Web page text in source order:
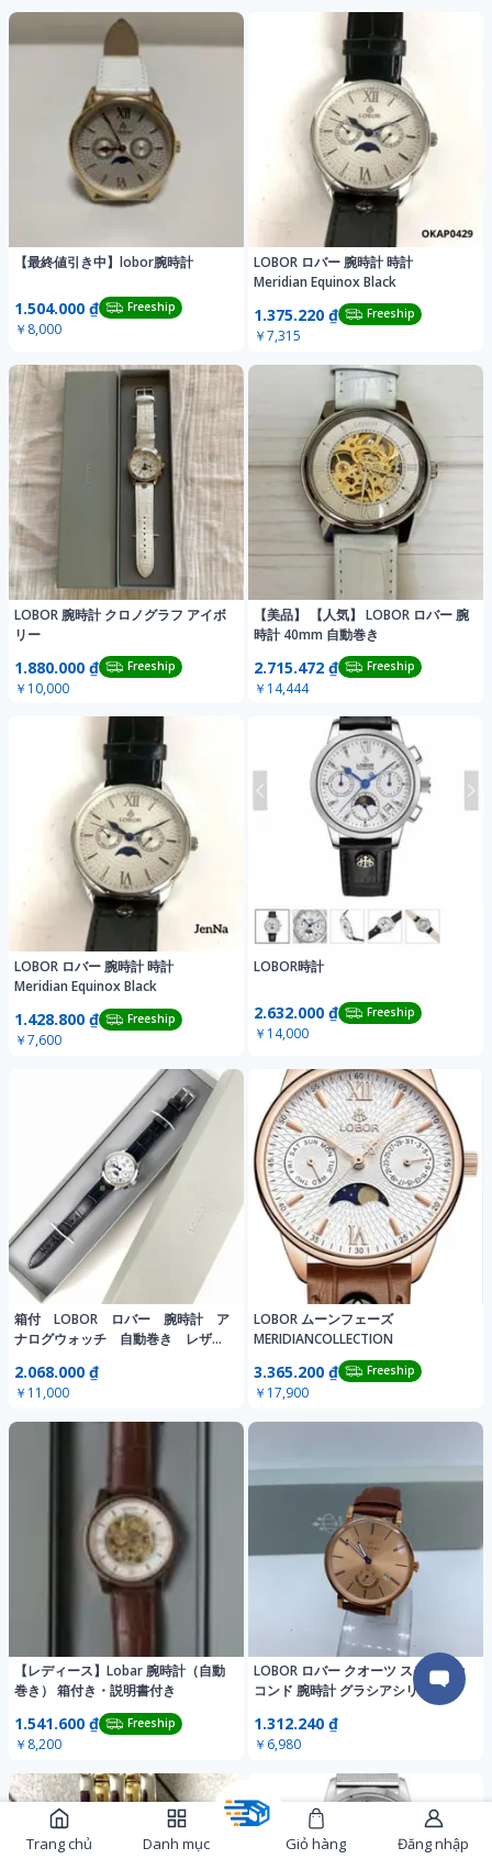
【最終値引き中】lobor腕時計
1.504.000 ₫ Freeship
￥8,000
LOBOR ロバー 腕時計 時計
Meridian Equinox Black
1.375.220 ₫ Freeship
￥7,315
LOBOR 腕時計 クロノグラフ アイボ
リー
1.880.000 ₫ Freeship
￥10,000
【美品】 【人気】 LOBOR ロバー 腕
時計 40mm 自動巻き
2.715.472 ₫ Freeship
￥14,444
LOBOR ロバー 腕時計 時計
Meridian Equinox Black
1.428.800 ₫ Freeship
￥7,600
LOBOR時計
2.632.000 ₫ Freeship
￥14,000
箱付 LOBOR ロバー 腕時計 ア
ナログウォッチ 自動巻き レザー
2.068.000 ₫
￥11,000
LOBOR ムーンフェーズ
MERIDIANCOLLECTION
3.365.200 ₫ Freeship
￥17,900
【レディース】Lobar 腕時計（自動
巻き） 箱付き・説明書付き
1.541.600 ₫ Freeship
￥8,200
LOBOR ロバー クオーツ スモールセ
コンド 腕時計 グラシアシリーズ
LB3511M 箱付 美品 レザーベルト 動
作品 メンズ
1.312.240 ₫
￥6,980
Trang chủ Danh mục Giỏ hàng Đăng nhập